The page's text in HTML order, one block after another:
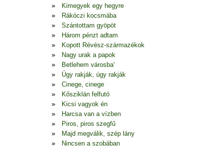
Kimegyek egy hegyre
Rákóczi kocsmába
Szántottam gyöpöt
Három pénzt adtam
Kopott Révész-származékok
Nagy urak a papok
Betlehem városba'
Úgy rakják, úgy rakják
Cinege, cinege
Kősziklán felfutó
Kicsi vagyok én
Harcsa van a vízben
Piros, piros szegfű
Majd megválik, szép lány
Nincsen a szobában